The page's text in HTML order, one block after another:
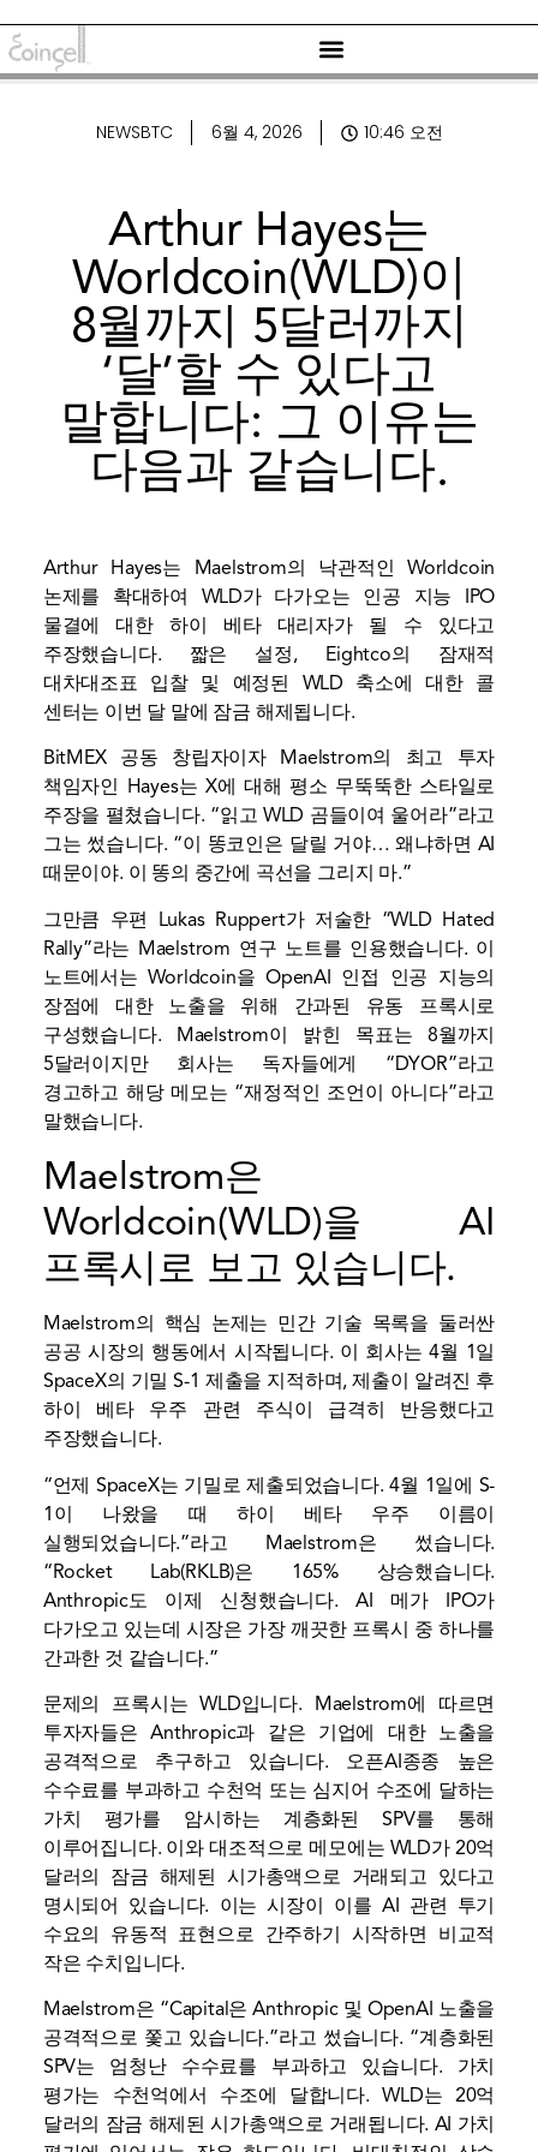
NEWSBTC 6월 4, 2026 10:46 오전
Arthur Hayes는
Worldcoin(WLD)이
8월까지 5달러까지
‘달’할 수 있다고
말합니다: 그 이유는
다음과 같습니다.
Arthur Hayes는 Maelstrom의 낙관적인 Worldcoin
논제를 확대하여 WLD가 다가오는 인공 지능 IPO
물결에 대한 하이 베타 대리자가 될 수 있다고
주장했습니다. 짧은 설정, Eightco의 잠재적
대차대조표 입찰 및 예정된 WLD 축소에 대한 콜
센터는 이번 달 말에 잠금 해제됩니다.
BitMEX 공동 창립자이자 Maelstrom의 최고 투자
책임자인 Hayes는 X에 대해 평소 무뚝뚝한 스타일로
주장을 펼쳤습니다. “읽고 WLD 곰들이여 울어라”라고
그는 썼습니다. “이 똥코인은 달릴 거야… 왜냐하면 AI
때문이야. 이 똥의 중간에 곡선을 그리지 마.”
그만큼 우편 Lukas Ruppert가 저술한 “WLD Hated
Rally”라는 Maelstrom 연구 노트를 인용했습니다. 이
노트에서는 Worldcoin을 OpenAI 인접 인공 지능의
장점에 대한 노출을 위해 간과된 유동 프록시로
구성했습니다. Maelstrom이 밝힌 목표는 8월까지
5달러이지만 회사는 독자들에게 “DYOR”라고
경고하고 해당 메모는 “재정적인 조언이 아니다”라고
말했습니다.
Maelstrom은
Worldcoin(WLD)을 AI
프록시로 보고 있습니다.
Maelstrom의 핵심 논제는 민간 기술 목록을 둘러싼
공공 시장의 행동에서 시작됩니다. 이 회사는 4월 1일
SpaceX의 기밀 S-1 제출을 지적하며, 제출이 알려진 후
하이 베타 우주 관련 주식이 급격히 반응했다고
주장했습니다.
“언제 SpaceX는 기밀로 제출되었습니다. 4월 1일에 S-
1이 나왔을 때 하이 베타 우주 이름이
실행되었습니다.”라고 Maelstrom은 썼습니다.
“Rocket Lab(RKLB)은 165% 상승했습니다.
Anthropic도 이제 신청했습니다. AI 메가 IPO가
다가오고 있는데 시장은 가장 깨끗한 프록시 중 하나를
간과한 것 같습니다.”
문제의 프록시는 WLD입니다. Maelstrom에 따르면
투자자들은 Anthropic과 같은 기업에 대한 노출을
공격적으로 추구하고 있습니다. 오픈AI종종 높은
수수료를 부과하고 수천억 또는 심지어 수조에 달하는
가치 평가를 암시하는 계층화된 SPV를 통해
이루어집니다. 이와 대조적으로 메모에는 WLD가 20억
달러의 잠금 해제된 시가총액으로 거래되고 있다고
명시되어 있습니다. 이는 시장이 이를 AI 관련 투기
수요의 유동적 표현으로 간주하기 시작하면 비교적
작은 수치입니다.
Maelstrom은 “Capital은 Anthropic 및 OpenAI 노출을
공격적으로 쫓고 있습니다.”라고 썼습니다. “계층화된
SPV는 엄청난 수수료를 부과하고 있습니다. 가치
평가는 수천억에서 수조에 달합니다. WLD는 20억
달러의 잠금 해제된 시가총액으로 거래됩니다. AI 가치